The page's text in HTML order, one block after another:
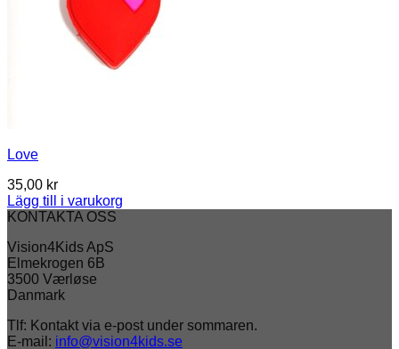
Love
35,00 kr
Lägg till i varukorg
KONTAKTA OSS
Vision4Kids ApS
Elmekrogen 6B
3500 Værløse
Danmark
Tlf: Kontakt via e-post under sommaren.
E-mail: info@vision4kids.se